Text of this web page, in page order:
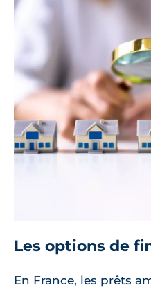
Les options de
En France, les prêts